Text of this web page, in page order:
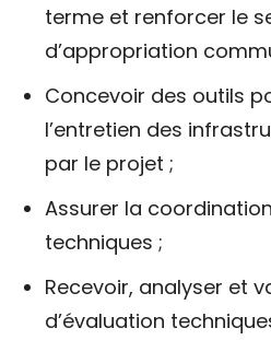
terme et renforcer le
d’appropriation
Concevoir des outils
l’entretien des
par le projet ;
Assurer la
techniques ;
Recevoir, analyser et
d’évaluation